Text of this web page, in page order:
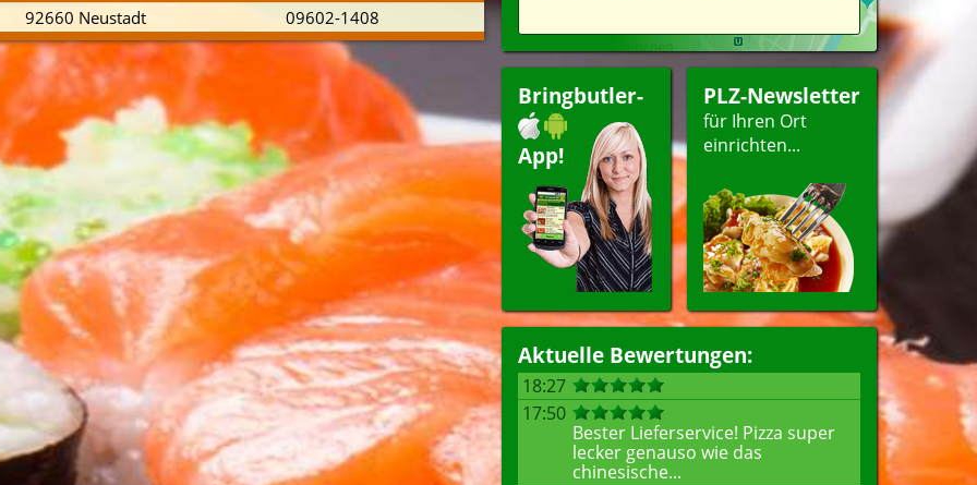
Kontakt
Bringbutler-
App!
PLZ-Newsletter
für Ihren Ort
einrichten...
Aktuelle Bewertungen:
18:27
17:50
Bester Lieferservice! Pizza super
lecker genauso wie das
chinesische...
92660 Neustadt 09602-1408